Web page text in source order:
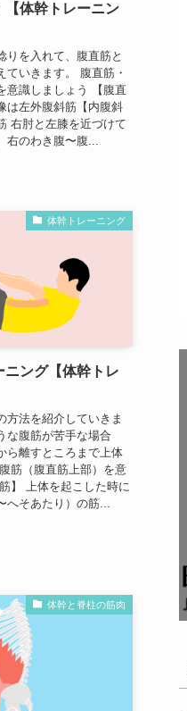
【体幹トレーニン
りを入れて、腹直筋と
ていきます。 腹直筋・
意識しましょう 【腹直
は左外腹斜筋【内腹斜
右肘と左膝を近づけて
右のわき腹〜腹...
体幹トレーニング
ニング【体幹トレ
方法を紹介していきま
な腹筋が苦手な場合
ら離すところまで上体
筋（腹直筋上部）を意
】 上体を起こした時に
へそあたり）の筋...
体幹と脊柱の筋肉